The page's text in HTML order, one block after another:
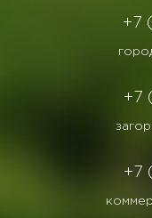
+7
+7
+7